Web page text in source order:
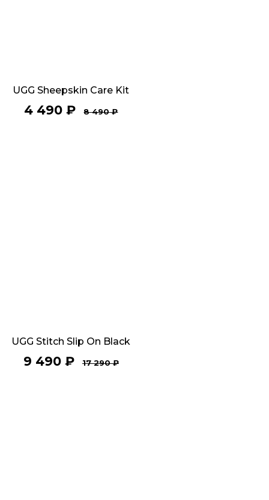
UGG Sheepskin Care Kit
4 490 ₽ 8 490₽
UGG Stitch Slip On Black
9 490₽ 17 290₽